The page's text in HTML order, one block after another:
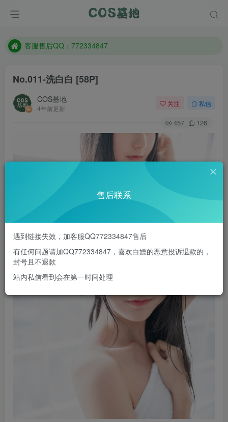
遇到任何问题加客服QQ：772334847
客服售后QQ：772334847
防失联：百度搜索《一七天佳》，实时查看最新站点。
No.011-洗白白 [58P]
COS基地
4年前更新
关注 私信
457 126
售后联系
遇到链接失效，加客服QQ772334847售后
有任何问题请加QQ772334847，喜欢白嫖的恶意投诉退款的，
封号且不退款
站内私信看到会在第一时间处理